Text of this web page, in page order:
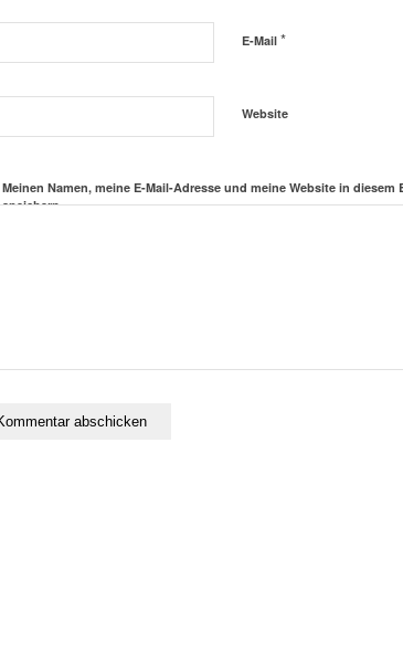
E-Mail *
Website
Meinen Namen, meine E-Mail-Adresse und meine Website in
speichern.